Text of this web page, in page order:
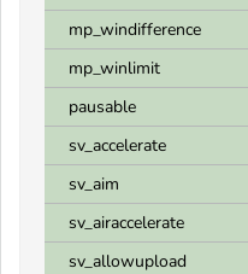
mp_windifference
mp_winlimit
pausable
sv_accelerate
sv_aim
sv_airaccelerate
sv_allowupload